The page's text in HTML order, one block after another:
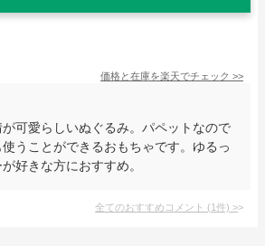
価格と在庫を楽天でチェック >>
可愛らしいぬぐるみ。パペットなので
うことができるおもちゃです。ゆるっ
好きな方におすすめ。
全てのおすすめコメント (1件) >